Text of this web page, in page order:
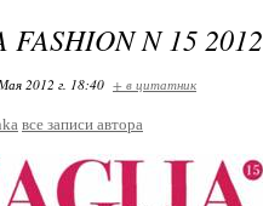
FASHION N 15 2012
2012 г. 18:40 + в цитатник
все записи автора